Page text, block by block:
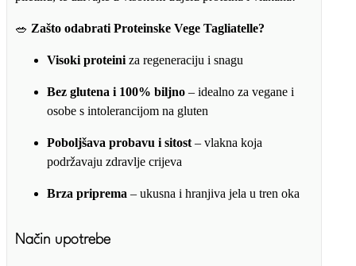
🥗 Zašto odabrati Proteinske Vege Tagliatelle?
Visoki proteini za regeneraciju i snagu
Bez glutena i 100% biljno – idealno za vegane i
osobe s intolerancijom na gluten
Poboljšava probavu i sitost – vlakna koja
podržavaju zdravlje crijeva
Brza priprema – ukusna i hranjiva jela u tren oka
Način upotrebe